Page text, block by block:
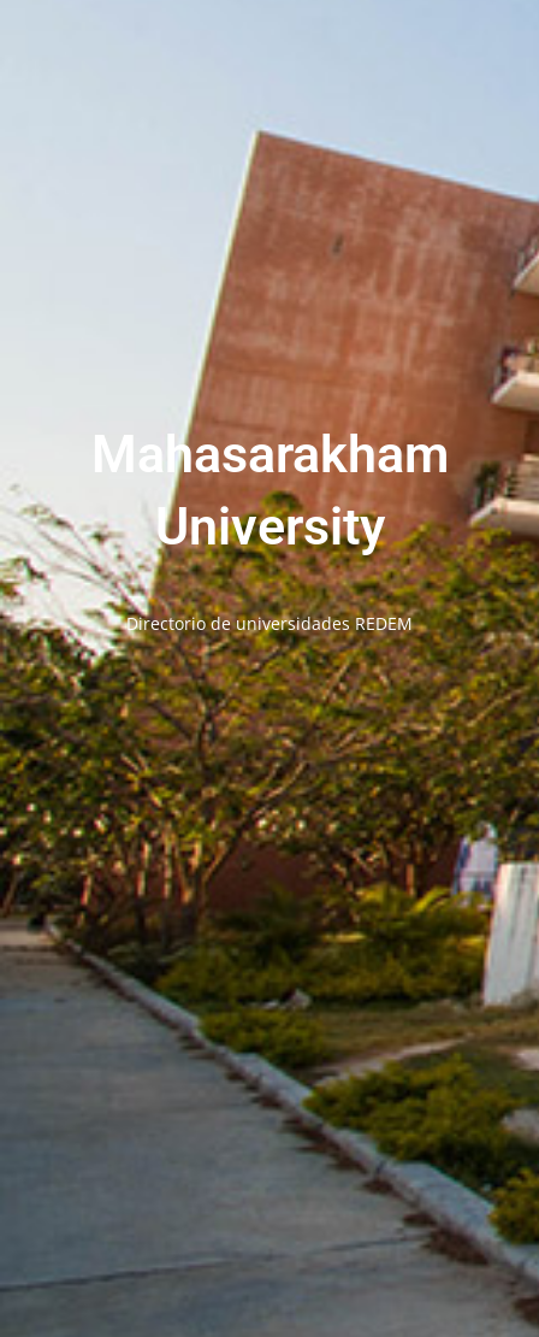
Mahasarakham
University
Directorio de universidades REDEM